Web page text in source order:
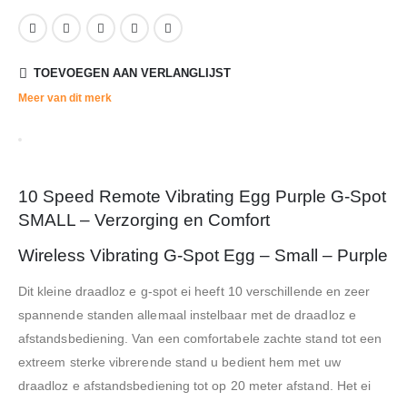
TOEVOEGEN AAN VERLANGLIJST
Meer van dit merk
10 Speed Remote Vibrating Egg Purple G-Spot
SMALL – Verzorging en Comfort
Wireless Vibrating G-Spot Egg – Small – Purple
Dit kleine draadloz e g-spot ei heeft 10 verschillende en zeer
spannende standen allemaal instelbaar met de draadloz e
afstandsbediening. Van een comfortabele zachte stand tot een
extreem sterke vibrerende stand u bedient hem met uw
draadloz e afstandsbediening tot op 20 meter afstand. Het ei